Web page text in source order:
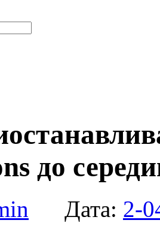
до
Дата: 2-